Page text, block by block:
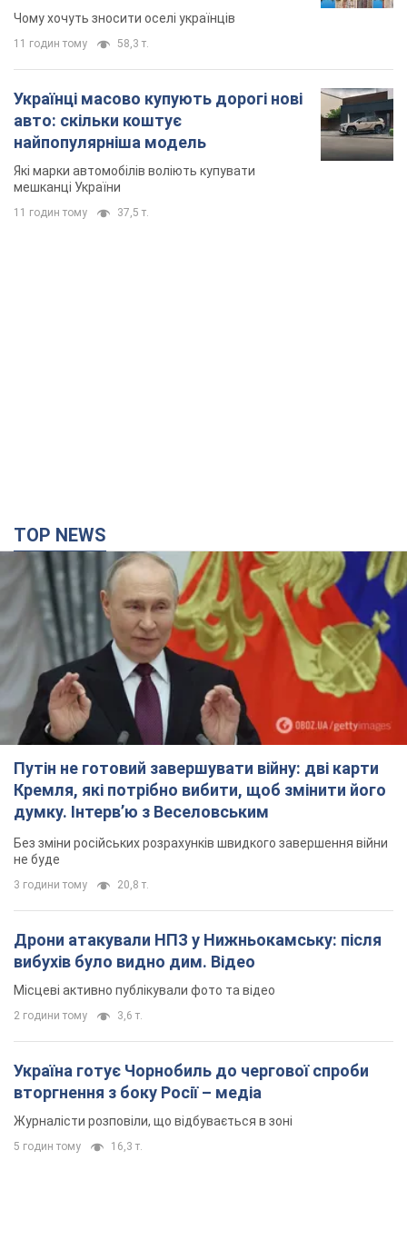
знесення будинків
Чому хочуть зносити оселі українців
11 годин тому 58,3 т.
Українці масово купують дорогі нові
авто: скільки коштує
найпопулярніша модель
Які марки автомобілів воліють купувати
мешканці України
11 годин тому 37,5 т.
TOP NEWS
Путін не готовий завершувати війну: дві карти
Кремля, які потрібно вибити, щоб змінити його
думку. Інтерв’ю з Веселовським
Без зміни російських розрахунків швидкого завершення війни
не буде
3 години тому 20,8 т.
Дрони атакували НПЗ у Нижньокамську: після
вибухів було видно дим. Відео
Місцеві активно публікували фото та відео
2 години тому 3,6 т.
Україна готує Чорнобиль до чергової спроби
вторгнення з боку Росії – медіа
Журналісти розповіли, що відбувається в зоні
5 годин тому 16,3 т.